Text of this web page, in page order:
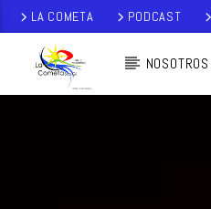
LA COMETA PODCAST
NOSOTROS